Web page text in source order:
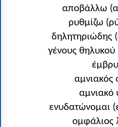
αποβάλλω
ρυθμίζω
δηλητηριώδης
γένους θηλυκού
αμνιακός
αμνιακό
ενυδατώνομαι
ομφάλιος